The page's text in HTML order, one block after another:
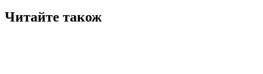
Читайте також